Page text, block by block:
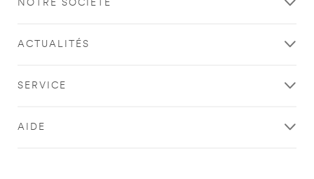
NOTRE SOCIÉTÉ
ACTUALITÉS
SERVICE
AIDE